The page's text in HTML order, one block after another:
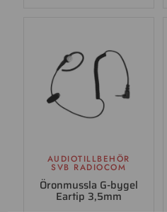
AUDIOTILLBEHÖR
SVB RADIOCOM
Öronmussla G-bygel
Eartip 3,5mm